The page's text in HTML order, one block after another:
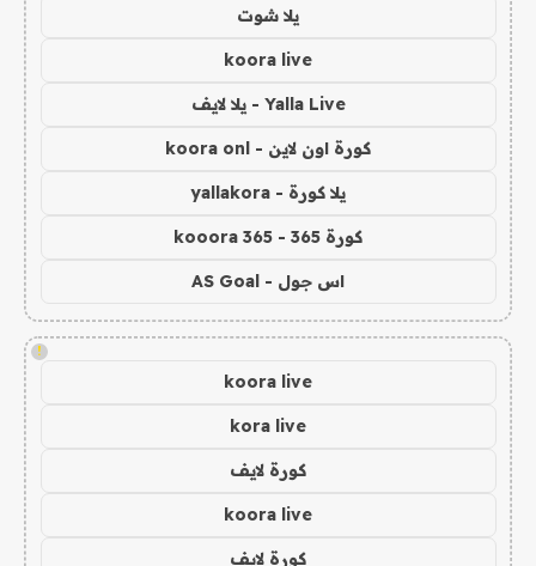
يلا شوت
koora live
Yalla Live - يلا لايف
كورة اون لاين - koora onl
يلا كورة - yallakora
كورة 365 - kooora 365
اس جول - AS Goal
!
koora live
kora live
كورة لايف
koora live
كورة لايف